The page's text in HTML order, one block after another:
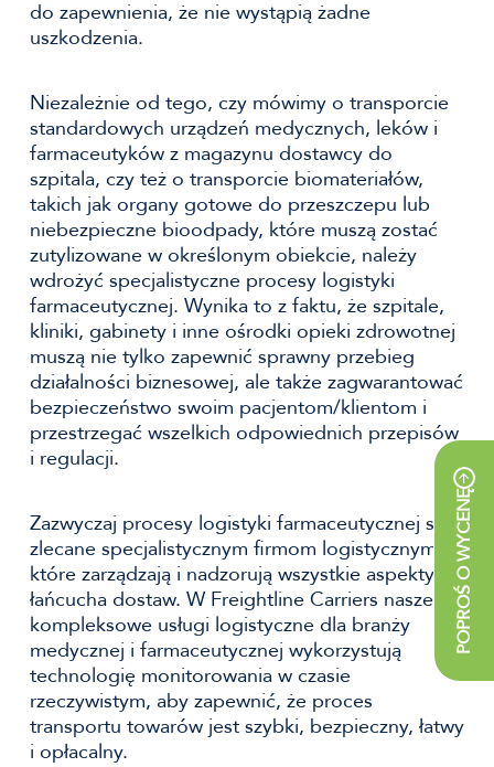
POPROŚ O WYCENĘ
do zapewnienia, że nie wystąpią żadne
uszkodzenia.
Niezależnie od tego, czy mówimy o transporcie
standardowych urządzeń medycznych, leków i
farmaceutyków z magazynu dostawcy do
szpitala, czy też o transporcie biomateriałów,
takich jak organy gotowe do przeszczepu lub
niebezpieczne bioodpady, które muszą zostać
zutylizowane w określonym obiekcie, należy
wdrożyć specjalistyczne procesy logistyki
farmaceutycznej. Wynika to z faktu, że szpitale,
kliniki, gabinety i inne ośrodki opieki zdrowotnej
muszą nie tylko zapewnić sprawny przebieg
działalności biznesowej, ale także zagwarantować
bezpieczeństwo swoim pacjentom/klientom i
przestrzegać wszelkich odpowiednich przepisów
i regulacji.
Zazwyczaj procesy logistyki farmaceutycznej są
zlecane specjalistycznym firmom logistycznym,
które zarządzają i nadzorują wszystkie aspekty
łańcucha dostaw. W Freightline Carriers nasze
kompleksowe usługi logistyczne dla branży
medycznej i farmaceutycznej wykorzystują
technologię monitorowania w czasie
rzeczywistym, aby zapewnić, że proces
transportu towarów jest szybki, bezpieczny, łatwy
i opłacalny.